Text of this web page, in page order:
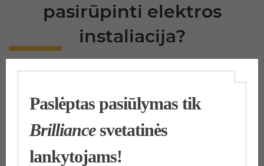
pasirūpinti elektros
instaliacija?
Užsakant įtempiamas lubas pas mus – 90% klientų
inžinierių elektros išvedimo ir šviestuvų instaliacijos
paslaugas. Šiuo atveju visa reikalinga įranga ir
priedai (laidai, blokai ir pan.) yra įskaičiuota į kainą.
instaliacijos darbus, visa reikalinga įranga teks